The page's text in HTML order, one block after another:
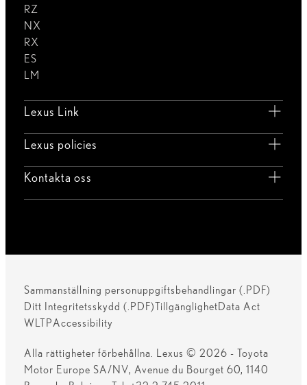
RZ
NX
RX
ES
LM
Lexus Link
Lexus policies
Kontakta oss
Sammanställning personuppgiftsbehandlingar (.PDF)
Ditt Integritetsskydd (.PDF)TillgänglighetData Act
WLTPAccessibility
Alla rättigheter förbehållna. Lexus © 2026 - Toyota
Motor Europe SA/NV, Avenue du Bourget 60, 1140